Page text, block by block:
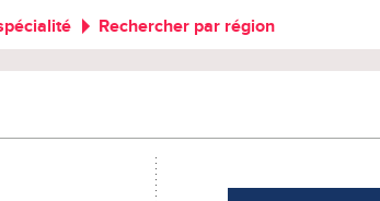
Rechercher par région